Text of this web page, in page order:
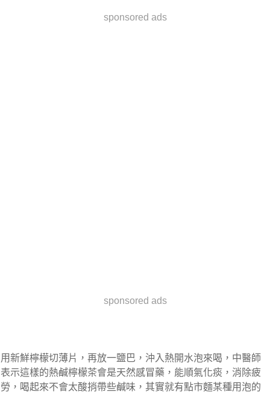
sponsored ads
sponsored ads
用新鮮檸檬切薄片，再放一鹽巴，沖入熱開水泡來喝，中醫師
表示這樣的熱鹹檸檬茶會是天然感冒藥，能順氣化痰，消除疲
勞，喝起來不會太酸捎帶些鹹味，其實就有點市麵某種用泡的